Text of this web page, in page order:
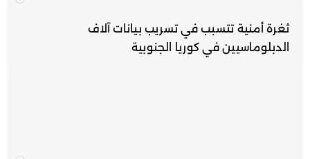
ثغرة أمنية تتسبب في تسريب بيانات آلاف
الدبلوماسيين في كوريا الجنوبية